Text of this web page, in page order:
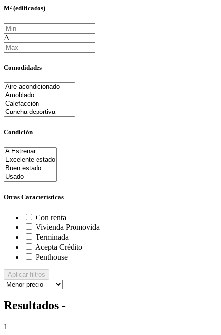
M² (edificados)
A
Comodidades
Condición
Otras Características
Con renta
Vivienda Promovida
Terminada
Acepta Crédito
Penthouse
Aplicar filtros
Resultados -
1